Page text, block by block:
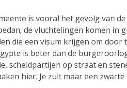
is vooral het gevolg van
de vluchtelingen komen in
die een visum krijgen om door
is beter dan de
scheldpartijen op straat en
hier. Je zult maar een